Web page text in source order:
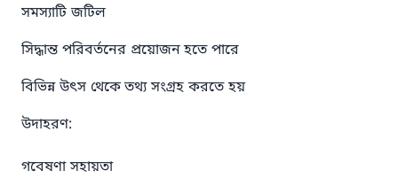
সমস্যাটি জটিল
সিদ্ধান্ত পরিবর্তনের প্রয়োজন হতে পারে
বিভিন্ন উৎস থেকে তথ্য সংগ্রহ করতে হয়
উদাহরণ:
গবেষণা সহায়তা